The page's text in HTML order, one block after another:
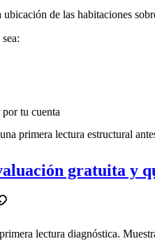
de las habitaciones
tu cuenta
primera lectura estructural
gratuita y
lectura diagnóstica.